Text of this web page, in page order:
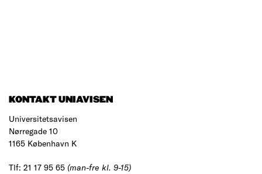
KONTAKT UNIAVISEN
Universitetsavisen
Nørregade 10
1165 København K
Tlf: 21 17 95 65 (man-fre kl. 9-15)